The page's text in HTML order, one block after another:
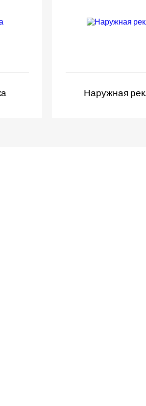
Наружная